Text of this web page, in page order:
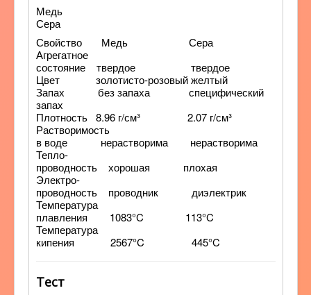
Медь
Сера
Свойство Медь Сера
Агрегатное
состояние твердое твердое
Цвет золотисто-розовый желтый
Запах без запаха специфический
запах
Плотность 8.96 г/см³ 2.07 г/см³
Растворимость
в воде нерастворима нерастворима
Тепло-
проводность хорошая плохая
Электро-
проводность проводник диэлектрик
Температура
плавления 1083°C 113°C
Температура
кипения 2567°C 445°C
Тест